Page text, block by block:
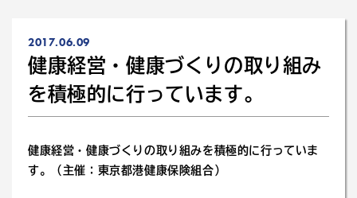
2017.06.09
健康経営・健康づくりの取り組み
を積極的に行っています。
健康経営・健康づくりの取り組みを積極的に行っていま
す。（主催：東京都港健康保険組合）